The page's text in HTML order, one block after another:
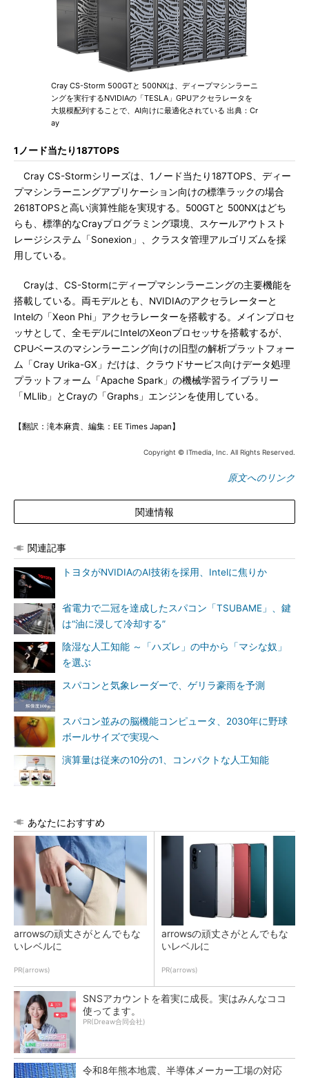
Cray CS-Storm 500GTと 500NXは、ディープマシンラーニ
ングを実行するNVIDIAの「TESLA」GPUアクセラレータを
大規模配列することで、AI向けに最適化されている 出典：Cr
ay
1ノード当たり187TOPS
Cray CS-Stormシリーズは、1ノード当たり187TOPS、ディー
プマシンラーニングアプリケーション向けの標準ラックの場合
2618TOPSと高い演算性能を実現する。500GTと 500NXはどち
らも、標準的なCrayプログラミング環境、スケールアウトスト
レージシステム「Sonexion」、クラスタ管理アルゴリズムを採
用している。
Crayは、CS-Stormにディープマシンラーニングの主要機能を
搭載している。両モデルとも、NVIDIAのアクセラレーターと
Intelの「Xeon Phi」アクセラレーターを搭載する。メインプロセ
ッサとして、全モデルにIntelのXeonプロセッサを搭載するが、
CPUベースのマシンラーニング向けの旧型の解析プラットフォー
ム「Cray Urika-GX」だけは、クラウドサービス向けデータ処理
プラットフォーム「Apache Spark」の機械学習ライブラリー
「MLlib」とCrayの「Graphs」エンジンを使用している。
【翻訳：滝本麻貴、編集：EE Times Japan】
Copyright © ITmedia, Inc. All Rights Reserved.
原文へのリンク
関連情報
関連記事
トヨタがNVIDIAのAI技術を採用、Intelに焦りか
省電力で二冠を達成したスパコン「TSUBAME」、鍵
は“油に浸して冷却する”
陰湿な人工知能 ～「ハズレ」の中から「マシな奴」
を選ぶ
スパコンと気象レーダーで、ゲリラ豪雨を予測
スパコン並みの脳機能コンピュータ、2030年に野球
ボールサイズで実現へ
演算量は従来の10分の1、コンパクトな人工知能
あなたにおすすめ
arrowsの頑丈さがとんでもな
いレベルに
PR(arrows)
arrowsの頑丈さがとんでもな
いレベルに
PR(arrows)
SNSアカウントを着実に成長。実はみんなココ
使ってます。
PR(Dreaw合同会社)
令和8年熊本地震、半導体メーカー工場の対応